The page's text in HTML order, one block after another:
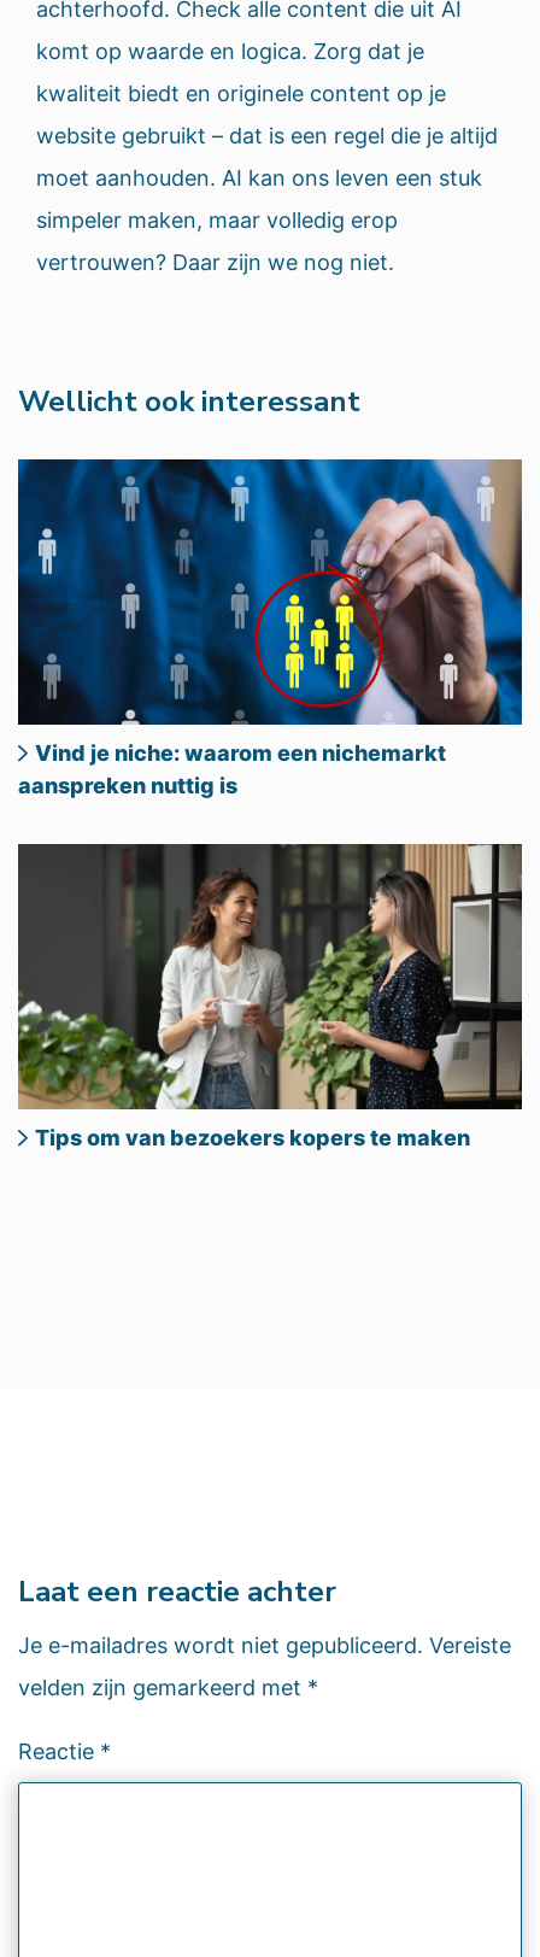
achterhoofd. Check alle content die uit AI
komt op waarde en logica. Zorg dat je
kwaliteit biedt en originele content op je
website gebruikt – dat is een regel die je altijd
moet aanhouden. AI kan ons leven een stuk
simpeler maken, maar volledig erop
vertrouwen? Daar zijn we nog niet.
Wellicht ook interessant
Vind je niche: waarom een nichemarkt
aanspreken nuttig is
Tips om van bezoekers kopers te maken
Laat een reactie achter
Je e-mailadres wordt niet gepubliceerd. Vereiste
velden zijn gemarkeerd met *
Reactie *